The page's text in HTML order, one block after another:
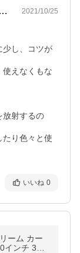
んでいた為、網を乗せる際… 2021/10/25
少し、コツが
えなくもな
放射するの
たり色々と使
いいね 0
ーム カー
ンチ 3段